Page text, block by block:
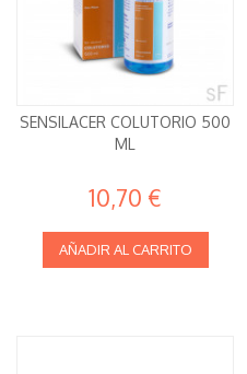
SENSILACER COLUTORIO 500
ML
10,70 €
AÑADIR AL CARRITO